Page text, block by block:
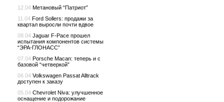
12.04 Метановый “Патриот”
11.04 Ford Sollers: продажи за
квартал выросли почти вдвое
08.04 Jaguar F-Pace прошел
испытания компонентов системы
“ЭРА-ГЛОНАСС”
07.04 Porsche Macan: теперь и с
базовой “четверкой”
06.04 Volkswagen Passat Alltrack
доступен к заказу
05.04 Chevrolet Niva: улучшенное
оснащение и подорожание